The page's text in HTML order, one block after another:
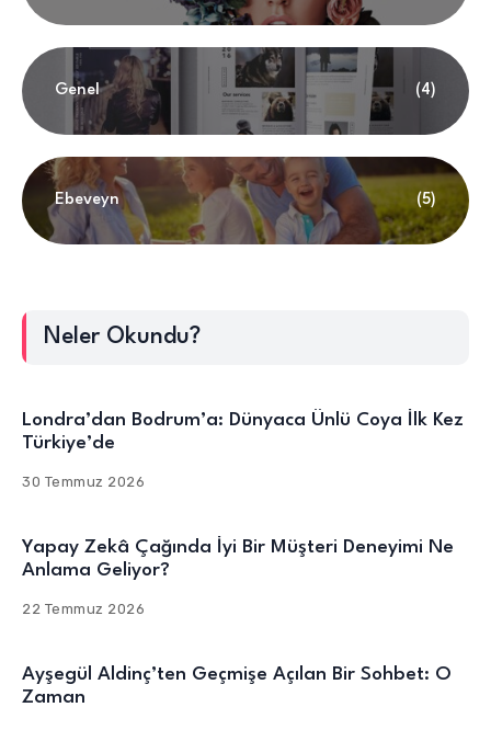
Genel (4)
Ebeveyn (5)
Neler Okundu?
Londra’dan Bodrum’a: Dünyaca Ünlü Coya İlk Kez
Türkiye’de
30 Temmuz 2026
Yapay Zekâ Çağında İyi Bir Müşteri Deneyimi Ne
Anlama Geliyor?
22 Temmuz 2026
Ayşegül Aldinç’ten Geçmişe Açılan Bir Sohbet: O
Zaman